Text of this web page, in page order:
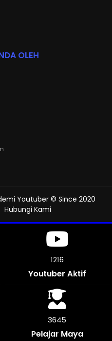
OLEH
Youtuber © Since 2020
Hubungi Kami
1312
Youtuber Aktif
4131
Pelajar Maya